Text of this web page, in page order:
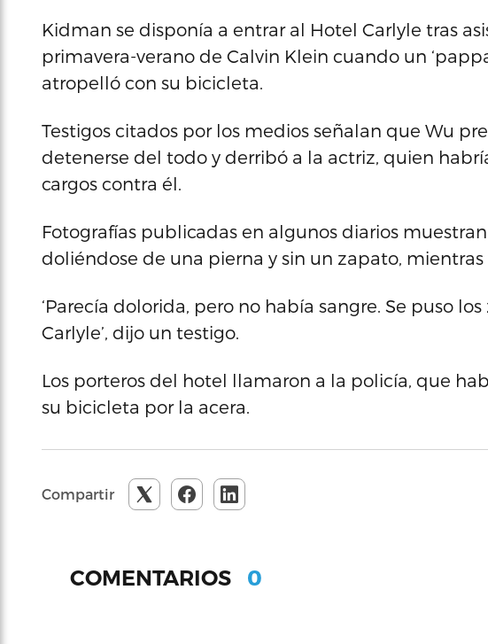
Kidman se disponía a entrar al Hotel Carlyle tras
primavera-verano de Calvin Klein cuando un
atropelló con su bicicleta.
Testigos citados por los medios señalan que Wu
detenerse del todo y derribó a la actriz, quien
cargos contra él.
Fotografías publicadas en algunos diarios
doliéndose de una pierna y sin un zapato,
‘Parecía dolorida, pero no había sangre. Se puso
Carlyle’, dijo un testigo.
Los porteros del hotel llamaron a la policía, que
su bicicleta por la acera.
Compartir
COMENTARIOS 0